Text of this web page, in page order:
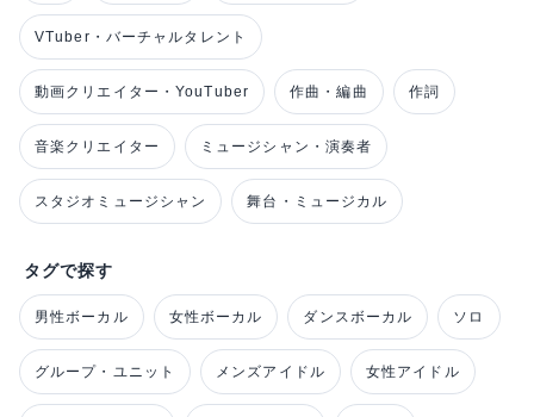
VTuber・バーチャルタレント
動画クリエイター・YouTuber 作曲・編曲 作詞
音楽クリエイター ミュージシャン・演奏者
スタジオミュージシャン 舞台・ミュージカル
タグで探す
男性ボーカル 女性ボーカル ダンスボーカル ソロ
グループ・ユニット メンズアイドル 女性アイドル